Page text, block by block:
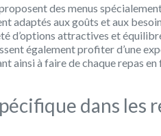
des menus
adaptés aux goûts et aux
d’options attractives et
également profiter d’une
ainsi à faire de chaque repas
dans les